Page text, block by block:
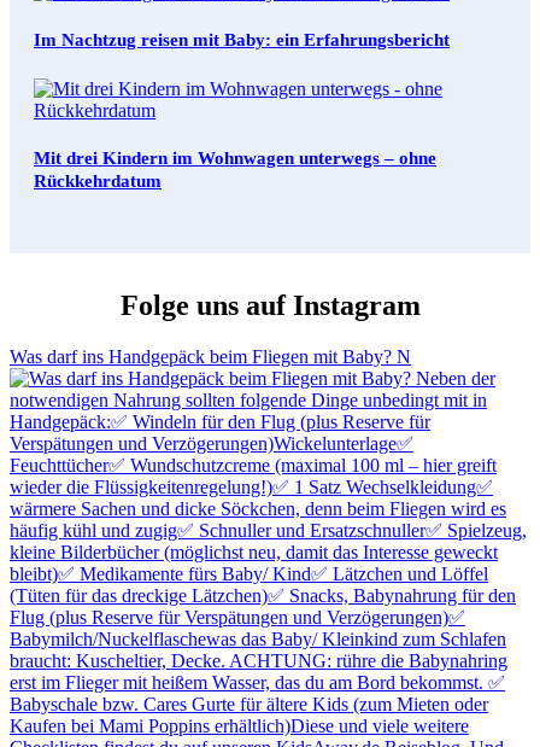
Im Nachtzug reisen mit Baby: ein Erfahrungsbericht
Mit drei Kindern im Wohnwagen unterwegs – ohne
Rückkehrdatum
Folge uns auf Instagram
Was darf ins Handgepäck beim Fliegen mit Baby? N